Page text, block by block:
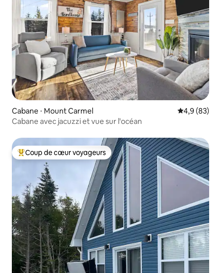
Cabane ⋅ Mount Carmel Évaluation
4,9 (83)
Cabane avec jacuzzi et vue sur l'océan
Coups de cœur voyageurs les plus appréciés
Coup de cœur voyageurs